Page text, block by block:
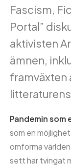
Fascism,
Portal”
aktivisten
ämnen,
framväxten
Pandemin som
som en
omforma
sett har tvingat